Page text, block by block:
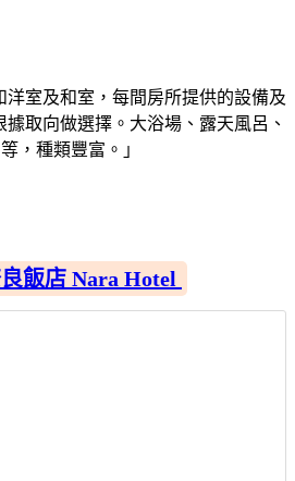
洋室及和室，每間房所提供的設備及
取向做選擇。大浴場、露天風呂、
，種類豐富。」
飯店 Nara Hotel